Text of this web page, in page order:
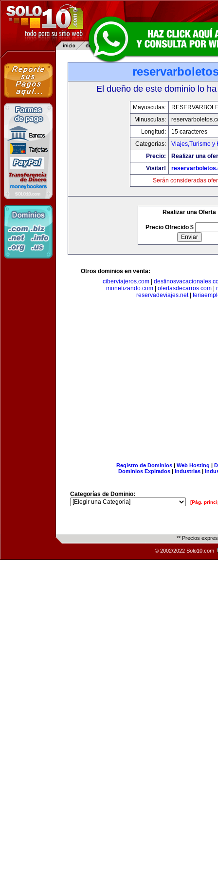
El dueño de este dominio lo
Mayusculas:
Minusculas:
Longitud:
15 caracteres
Categorias:
Viajes,Turismo y
Precio:
Realizar una
Visitar!
Serán consideradas
Realizar una Oferta
Precio Ofrecido $
Otros dominios en venta:
ciberviajeros.com
monetizando.com| ofertasdecarros.com|
reservadeviajes.net|
Registro de Dominios| Web Hosting |
Dominios Expirados | Industrias |
Categorías de Dominio:
[Pág.
** Precios
© 2002/2022 Solo10.com